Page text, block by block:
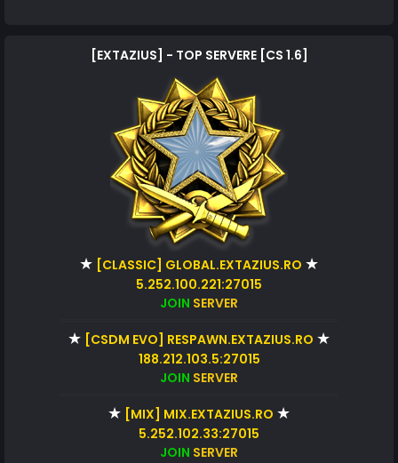
[EXTAZIUS] - TOP SERVERE [CS 1.6]
★ [CLASSIC] GLOBAL.EXTAZIUS.RO ★
5.252.100.221:27015
JOIN SERVER
★ [CSDM EVO] RESPAWN.EXTAZIUS.RO ★
188.212.103.5:27015
JOIN SERVER
★ [MIX] MIX.EXTAZIUS.RO ★
5.252.102.33:27015
JOIN SERVER